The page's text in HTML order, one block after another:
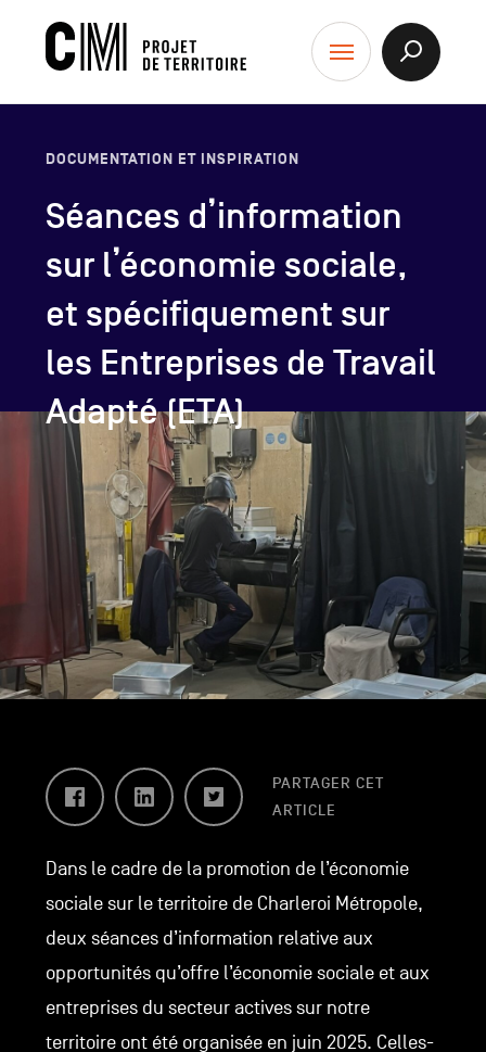
CM
-
Projet
Menu
Afficher
Séances d’information
sur l’économie sociale,
et spécifiquement sur
les Entreprises de Travail
Adapté (ETA)
DOCUMENTATION ET INSPIRATION
FacebookLinkedInTwitter
PARTAGER CET
ARTICLE
Dans le cadre de la promotion de l’économie
sociale sur le territoire de Charleroi Métropole,
deux séances d’information relative aux
opportunités qu’offre l’économie sociale et aux
entreprises du secteur actives sur notre
territoire ont été organisée en juin 2025. Celles-